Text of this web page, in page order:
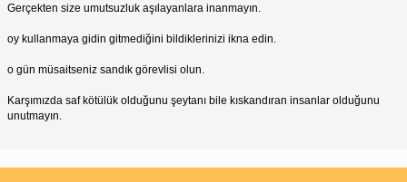
Gerçekten size umutsuzluk aşılayanlara inanmayın.
oy kullanmaya gidin gitmediğini bildiklerinizi ikna edin.
o gün müsaitseniz sandık görevlisi olun.
Karşımızda saf kötülük olduğunu şeytanı bile kıskandıran insanlar olduğunu
unutmayın.